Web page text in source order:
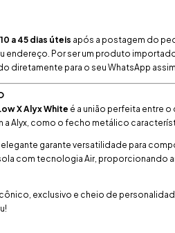
10 a 45 dias úteis após a postagem do
endereço. Por ser um produto
diretamente para o seu WhatsApp
X Alyx White é a união perfeita entre
a Alyx, como o fecho metálico
elegante garante versatilidade para
com tecnologia Air, proporcionando
exclusivo e cheio de